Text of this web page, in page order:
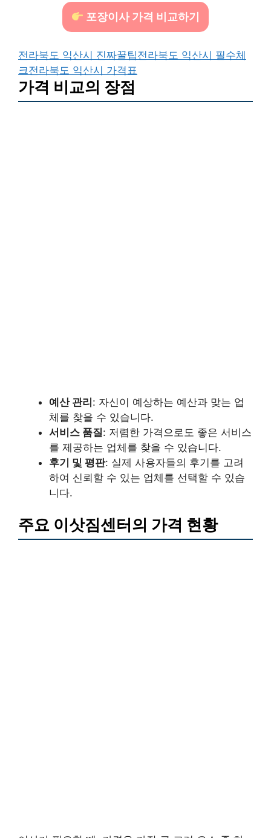
포장이사 가격 비교하기
전라북도 익산시 진짜꿀팁전라북도 익산시 필수체
크전라북도 익산시 가격표
가격 비교의 장점
예산 관리: 자신이 예상하는 예산과 맞는 업
체를 찾을 수 있습니다.
서비스 품질: 저렴한 가격으로도 좋은 서비스
를 제공하는 업체를 찾을 수 있습니다.
후기 및 평판: 실제 사용자들의 후기를 고려
하여 신뢰할 수 있는 업체를 선택할 수 있습
니다.
주요 이삿짐센터의 가격 현황